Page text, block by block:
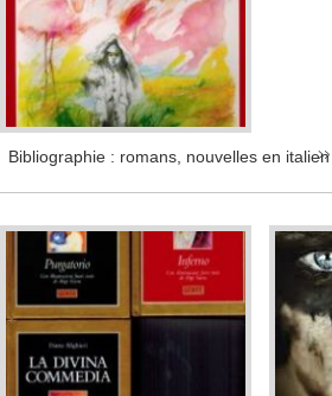
Bibliographie : romans, nouvelles en italien